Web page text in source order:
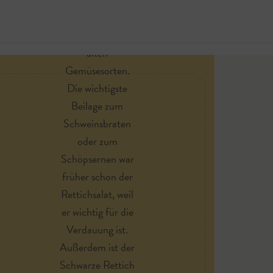
alten
Gemüsesorten.
Die wichtigste
Beilage zum
Schweinsbraten
oder zum
Schöpsernen war
früher schon der
Rettichsalat, weil
er wichtig für die
Verdauung ist.
Außerdem ist der
Schwarze Rettich